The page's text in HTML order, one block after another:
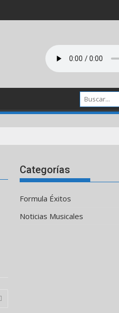
Categorías
Formula Éxitos
Noticias Musicales